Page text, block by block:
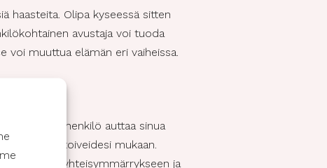
haasteita. Olipa kyseessä sitten
avustaja voi tuoda
voi muuttua elämän eri vaiheissa.
Tämä henkilö auttaa sinua
omien toiveidesi mukaan.
ja yhteisymmärrykseen ja